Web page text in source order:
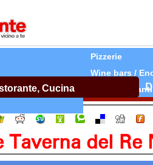
Pizzerie
Wine bars /
Tutti Ristoranti
Taverna del Re